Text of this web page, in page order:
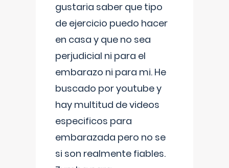
gustaria saber que tipo
de ejercicio puedo hacer
en casa y que no sea
perjudicial ni para el
embarazo ni para mi. He
buscado por youtube y
hay multitud de videos
especificos para
embarazada pero no se
si son realmente fiables.